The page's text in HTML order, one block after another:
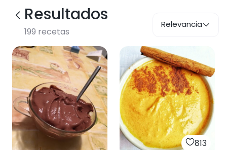
Resultados
199 recetas
Relevancia
813